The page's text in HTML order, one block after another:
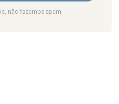
não fazemos spam.